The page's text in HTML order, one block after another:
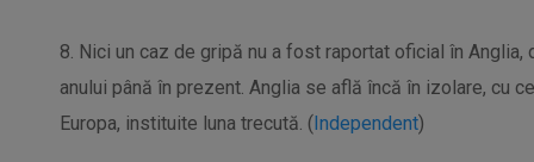
8. Nici un caz de gripă nu a fost raportat oficial în
anului până în prezent. Anglia se află încă în izolare, cu
Europa, instituite luna trecută. (Independent)